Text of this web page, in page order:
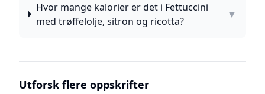
Hvor mange kalorier er det i Fettuccini
med trøffelolje, sitron og ricotta?
▼
Utforsk flere oppskrifter